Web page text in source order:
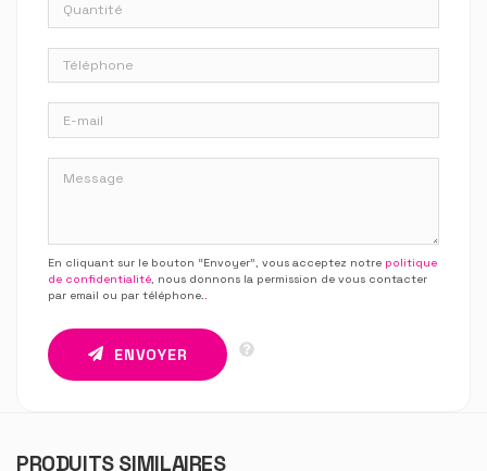
En cliquant sur le bouton “Envoyer”, vous acceptez notre politique
de confidentialité, nous donnons la permission de vous contacter
par email ou par téléphone..
ENVOYER
PRODUITS SIMILAIRES